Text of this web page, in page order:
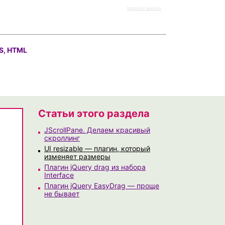
https://rz-work.ru
HTML
Статьи этого раздела
JScrollPane. Делаем красивый
скроллинг
UI resizable — плагин, который
изменяет размеры
Плагин jQuery drag из набора
Interface
Плагин jQuery EasyDrag — проще
не бывает